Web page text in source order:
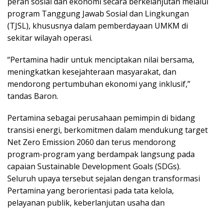
program Tanggung Jawab Sosial dan Lingkungan
(TJSL), khususnya dalam pemberdayaan UMKM di
sekitar wilayah operasi.
“Pertamina hadir untuk menciptakan nilai bersama,
meningkatkan kesejahteraan masyarakat, dan
mendorong pertumbuhan ekonomi yang inklusif,”
tandas Baron.
Pertamina sebagai perusahaan pemimpin di bidang
transisi energi, berkomitmen dalam mendukung target
Net Zero Emission 2060 dan terus mendorong
program-program yang berdampak langsung pada
capaian Sustainable Development Goals (SDGs).
Seluruh upaya tersebut sejalan dengan transformasi
Pertamina yang berorientasi pada tata kelola,
pelayanan publik, keberlanjutan usaha dan